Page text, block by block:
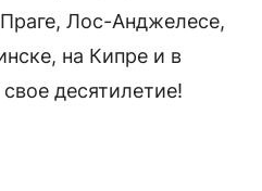
Лос-Анджелесе,
на Кипре и в
десятилетие!